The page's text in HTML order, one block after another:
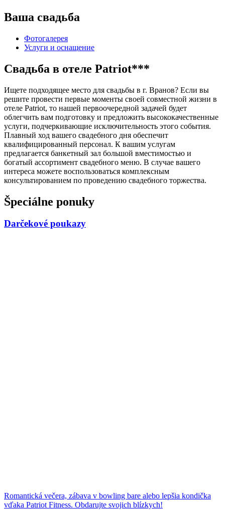
Ваша свадьба
Фотогалерея
Услуги и оснащение
Свадьба в отеле Patriot***
Ищете подходящее место для свадьбы в г. Вранов? Если вы
решите провести первые моменты своей совместной жизни в
отеле Patriot, то нашей первоочередной задачей будет
облегчить вам подготовку и предложить высококачественные
услуги, подчеркивающие исключительность этого события.
Плавный ход вашего свадебного дня обеспечит
квалифицированный персонал. К вашим услугам
предлагается банкетный зал большой вместимостью и
богатый ассортимент свадебного меню. В случае вашего
интереса можете воспользоваться комплексным
консультированием по проведению свадебного торжества.
Špeciálne ponuky
Darčekové poukazy
Romantická večera, zábava v bowling bare alebo lepšia kondička
vďaka Patriot Fitness. Obdarujte svojich blízkych!